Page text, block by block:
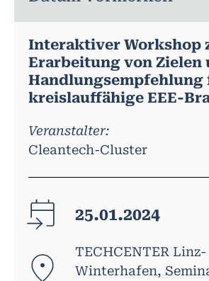
Interaktiver Workshop
Erarbeitung von Zielen
Handlungsempfehlung
kreislauffähige EEE-
Veranstalter:
Cleantech-Cluster
25.01.2024
TECHCENTER Linz-
Winterhafen,